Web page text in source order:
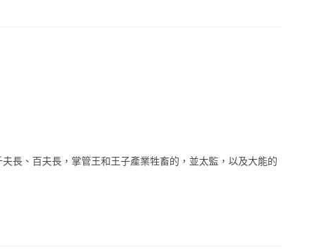
長、百夫長，掌管王和王子產業牲畜的，並太監，以及大能的